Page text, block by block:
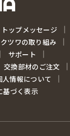
トップメッセージ
クツワの取り組み
サポート
交換部材のご注文
人情報について
基づく表示